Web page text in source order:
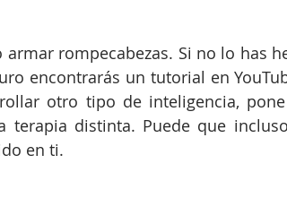
rompecabezas. Si no lo has
encontrarás un tutorial en
otro tipo de inteligencia,
terapia distinta. Puede que
en ti.